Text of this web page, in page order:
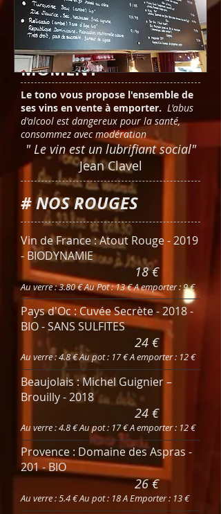
LES VINS DU
MOMENT
Le tono vous propose l'ensemble de
ses vins en vente à emporter. L'abus
d'alcool est dangereux pour la santé,
consommez avec modération
" Le vin est un lubrifiant social"
Jean Clavel
# NOS ROUGES
Vin de France : Atout Rouge - 2019
- BIODYNAMIE
18 €
Au verre : 3.80 € Au Pot : 13 € A emporter : 9 €
Pays d'Oc : Cuvée Secrète - 2018 -
BIO - SANS SULFITES
24 €
Au verre : 4.8 € Au pot : 17 € A emporter : 12 €
Beaujolais : Michel Guignier –
Brouilly - 2018
24 €
Au verre : 4.8 € Au pot : 17 € A emporter : 12 €
Provence : Domaine des Aspras -
201 - BIO
26 €
Au verre : 5.4 € Au pot : 18 A Emporter : 13 €